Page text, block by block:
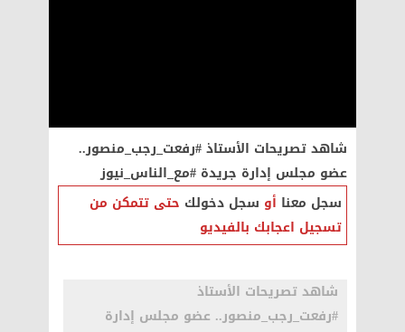
شاهد تصريحات الأستاذ #رفعت_رجب_منصور..
عضو مجلس إدارة جريدة #مع_الناس_نيوز
سجل معنا أو سجل دخولك حتى تتمكن من
تسجيل اعجابك بالفيديو
شاهد تصريحات الأستاذ
#رفعت_رجب_منصور.. عضو مجلس إدارة